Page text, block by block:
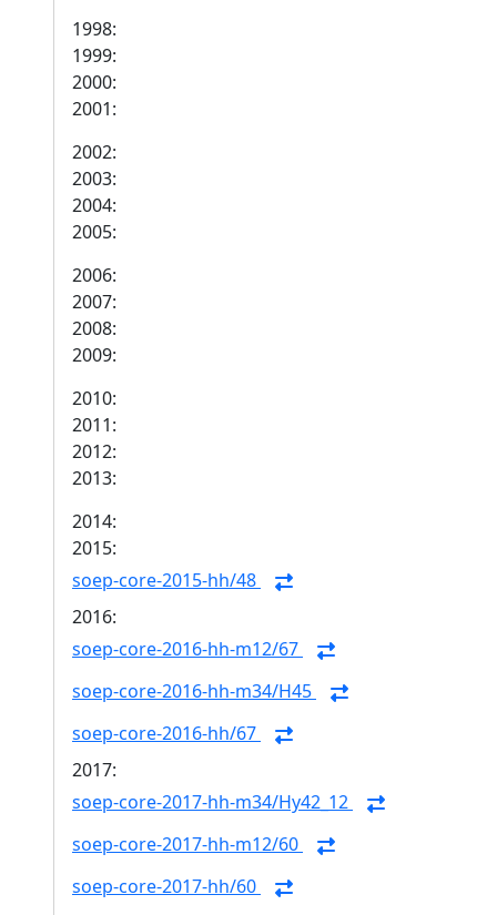
1998:
1999:
2000:
2001:
2002:
2003:
2004:
2005:
2006:
2007:
2008:
2009:
2010:
2011:
2012:
2013:
2014:
2015:
soep-core-2015-hh/48
2016:
soep-core-2016-hh-m12/67
soep-core-2016-hh-m34/H45
soep-core-2016-hh/67
2017:
soep-core-2017-hh-m34/Hy42_12
soep-core-2017-hh-m12/60
soep-core-2017-hh/60